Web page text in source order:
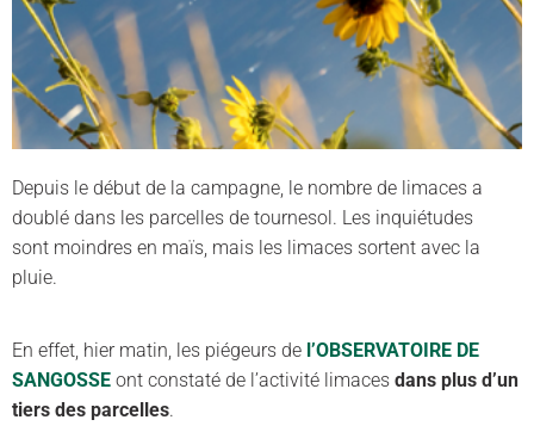
Depuis le début de la campagne, le nombre de limaces a
doublé dans les parcelles de tournesol. Les inquiétudes
sont moindres en maïs, mais les limaces sortent avec la
pluie.
En effet, hier matin, les piégeurs de l’OBSERVATOIRE DE
SANGOSSE ont constaté de l’activité limaces dans plus d’un
tiers des parcelles.